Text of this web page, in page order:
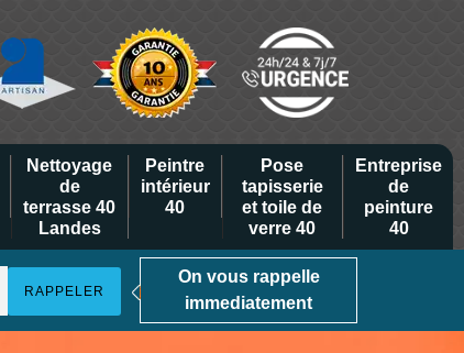
Nettoyage
de
terrasse 40
Landes
Peintre
intérieur
40
Pose
tapisserie
et toile de
verre 40
Entreprise
de
peinture
40
On vous rappelle
immediatement